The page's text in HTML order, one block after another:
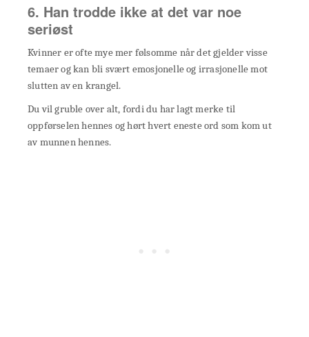
6. Han trodde ikke at det var noe
seriøst
Kvinner er ofte mye mer følsomme når det gjelder visse
temaer og kan bli svært emosjonelle og irrasjonelle mot
slutten av en krangel.
Du vil gruble over alt, fordi du har lagt merke til
oppførselen hennes og hørt hvert eneste ord som kom ut
av munnen hennes.